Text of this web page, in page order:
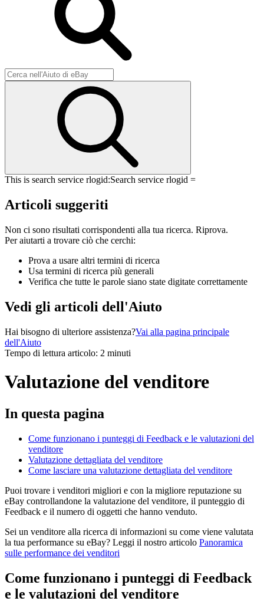
This is search service rlogid:Search service rlogid =
Articoli suggeriti
Non ci sono risultati corrispondenti alla tua ricerca. Riprova.
Per aiutarti a trovare ciò che cerchi:
Prova a usare altri termini di ricerca
Usa termini di ricerca più generali
Verifica che tutte le parole siano state digitate correttamente
Vedi gli articoli dell'Aiuto
Hai bisogno di ulteriore assistenza?Vai alla pagina principale
dell'Aiuto
Tempo di lettura articolo: 2 minuti
Valutazione del venditore
In questa pagina
Come funzionano i punteggi di Feedback e le valutazioni del
venditore
Valutazione dettagliata del venditore
Come lasciare una valutazione dettagliata del venditore
Puoi trovare i venditori migliori e con la migliore reputazione su
eBay controllandone la valutazione del venditore, il punteggio di
Feedback e il numero di oggetti che hanno venduto.
Sei un venditore alla ricerca di informazioni su come viene valutata
la tua performance su eBay? Leggi il nostro articolo Panoramica
sulle performance dei venditori
Come funzionano i punteggi di Feedback
e le valutazioni del venditore